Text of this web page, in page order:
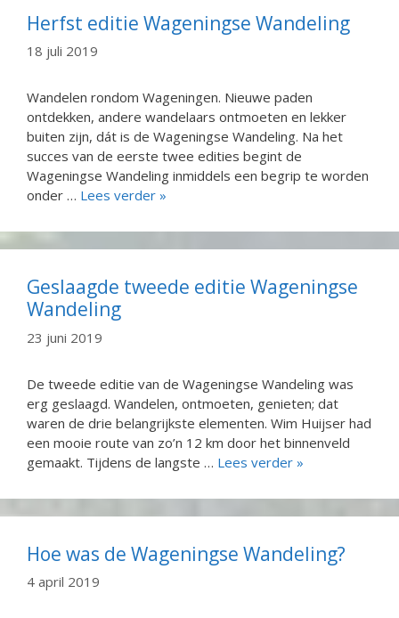
Herfst editie Wageningse Wandeling
18 juli 2019
Wandelen rondom Wageningen. Nieuwe paden
ontdekken, andere wandelaars ontmoeten en lekker
buiten zijn, dát is de Wageningse Wandeling. Na het
succes van de eerste twee edities begint de
Wageningse Wandeling inmiddels een begrip te worden
onder … Lees verder »
Geslaagde tweede editie Wageningse
Wandeling
23 juni 2019
De tweede editie van de Wageningse Wandeling was
erg geslaagd. Wandelen, ontmoeten, genieten; dat
waren de drie belangrijkste elementen. Wim Huijser had
een mooie route van zo’n 12 km door het binnenveld
gemaakt. Tijdens de langste … Lees verder »
Hoe was de Wageningse Wandeling?
4 april 2019